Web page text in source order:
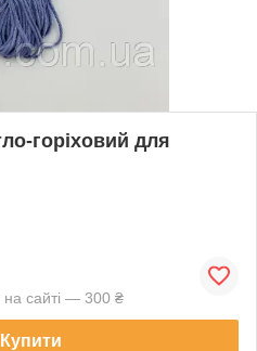
горіховий для
на сайті — 300 ₴
Купити